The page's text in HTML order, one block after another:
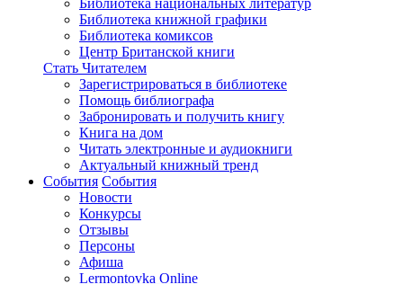
Библиотека национальных литератур
Библиотека книжной графики
Библиотека комиксов
Центр Британской книги
Стать Читателем
Зарегистрироваться в библиотеке
Помощь библиографа
Забронировать и получить книгу
Книга на дом
Читать электронные и аудиокниги
Актуальный книжный тренд
События События
Новости
Конкурсы
Отзывы
Персоны
Афиша
Lermontovka Online